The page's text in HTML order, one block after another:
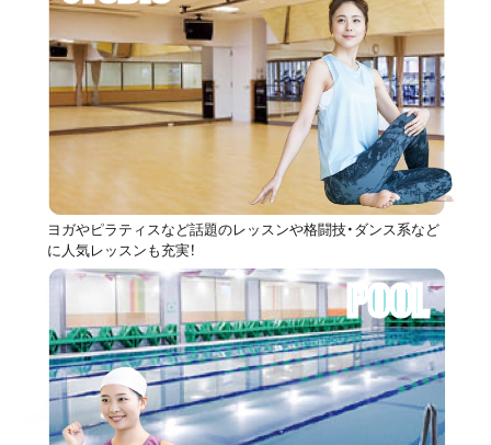
ヨガやピラティスなど話題のレッスンや格闘技・ダンス系など
に人気レッスンも充実！
POOL